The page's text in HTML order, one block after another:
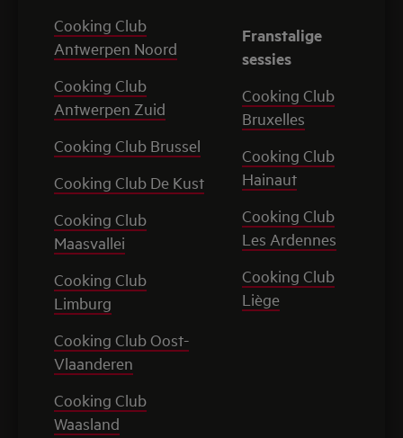
Cooking Club
Antwerpen Noord
Cooking Club
Antwerpen Zuid
Cooking Club Brussel
Cooking Club De Kust
Cooking Club
Maasvallei
Cooking Club
Limburg
Cooking Club Oost-
Vlaanderen
Cooking Club
Waasland
Franstalige
sessies
Cooking Club
Bruxelles
Cooking Club
Hainaut
Cooking Club
Les Ardennes
Cooking Club
Liège